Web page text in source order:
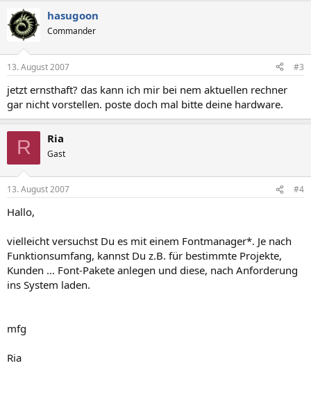
hasugoon
Commander
13. August 2007 #3
jetzt ernsthaft? das kann ich mir bei nem aktuellen rechner
gar nicht vorstellen. poste doch mal bitte deine hardware.
R Ria
Gast
13. August 2007 #4
Hallo,
vielleicht versuchst Du es mit einem Fontmanager*. Je nach
Funktionsumfang, kannst Du z.B. für bestimmte Projekte,
Kunden ... Font-Pakete anlegen und diese, nach Anforderung
ins System laden.
mfg
Ria